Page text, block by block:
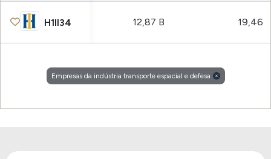
H1II34 12,87 B 19,46
Empresas da indústria transporte espacial e defesa